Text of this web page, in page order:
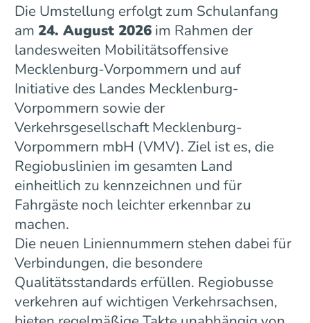
Die Umstellung erfolgt zum Schulanfang
am 24. August 2026im Rahmen der
landesweiten Mobilitätsoffensive
Mecklenburg-Vorpommern und auf
Initiative des Landes Mecklenburg-
Vorpommern sowie der
Verkehrsgesellschaft Mecklenburg-
Vorpommern mbH (VMV). Ziel ist es, die
Regiobuslinien im gesamten Land
einheitlich zu kennzeichnen und für
Fahrgäste noch leichter erkennbar zu
machen.
Die neuen Liniennummern stehen dabei für
Verbindungen, die besondere
Qualitätsstandards erfüllen. Regiobusse
verkehren auf wichtigen Verkehrsachsen,